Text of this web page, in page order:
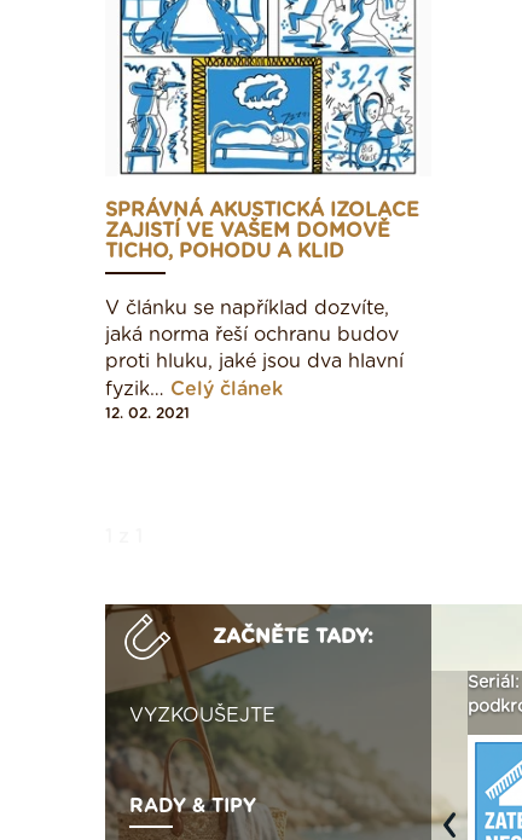
SPRÁVNÁ AKUSTICKÁ IZOLACE
ZAJISTÍ VE VAŠEM DOMOVĚ
TICHO, POHODU A KLID
V článku se například dozvíte,
jaká norma řeší ochranu budov
proti hluku, jaké jsou dva hlavní
fyzik… Celý článek
12. 02. 2021
ZAČNĚTE TADY:
VYZKOUŠEJTE
RADY & TIPY
Není polystyren? My ho
seženeme! ›
Seriál: Letní přehřívání
podkroví a vše o něm ›
Previous